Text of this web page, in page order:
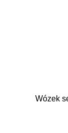
Wózek